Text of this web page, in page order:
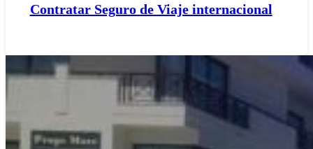
Contratar Seguro de Viaje internacional